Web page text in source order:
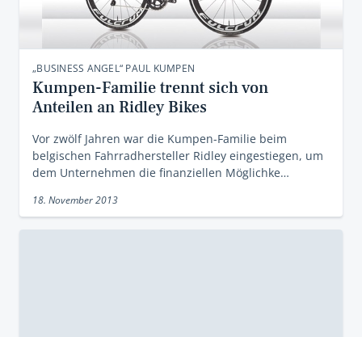
„BUSINESS ANGEL“ PAUL KUMPEN
Kumpen-Familie trennt sich von
Anteilen an Ridley Bikes
Vor zwölf Jahren war die Kumpen-Familie beim
belgischen Fahrradhersteller Ridley eingestiegen, um
dem Unternehmen die finanziellen Möglichke…
18. November 2013